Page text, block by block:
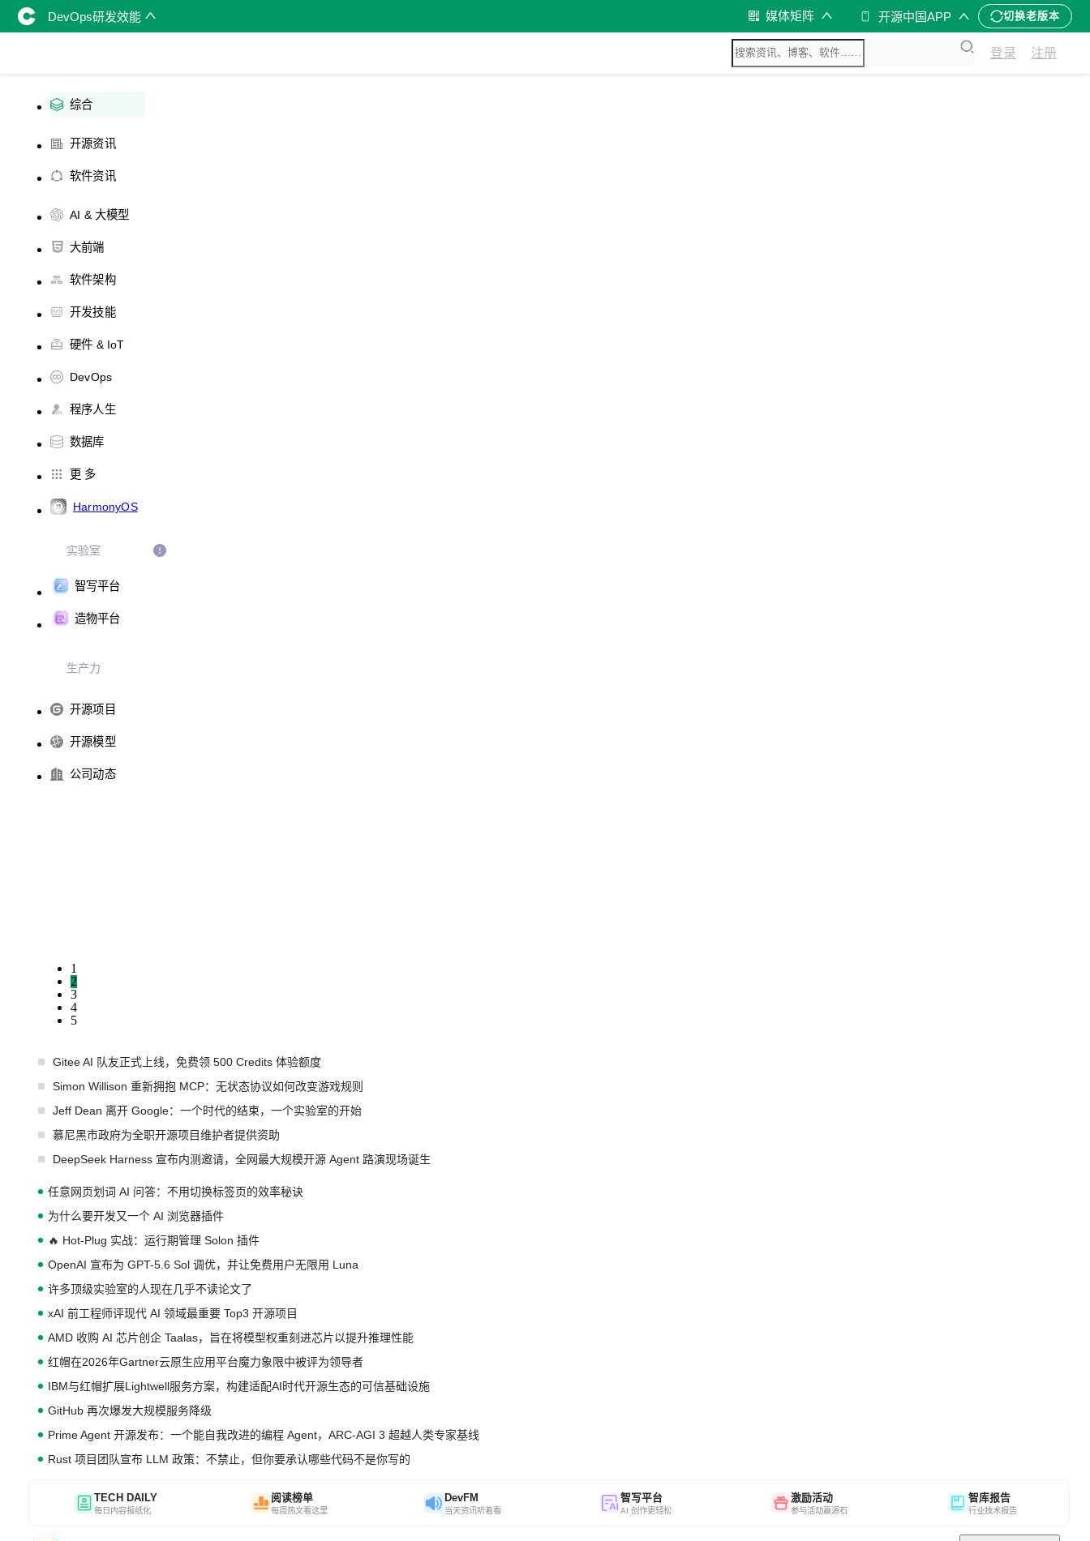
DevOps研发效能 媒体矩阵 开源中国APP 切换老版本
登录 注册
综合
开源资讯
软件资讯
AI & 大模型
大前端
软件架构
开发技能
硬件 & IoT
DevOps
程序人生
数据库
更 多
HarmonyOS
实验室
智写平台
造物平台
生产力
开源项目
开源模型
公司动态
1
2
3
4
5
Gitee AI 队友正式上线，免费领 500 Credits 体验额度
Simon Willison 重新拥抱 MCP：无状态协议如何改变游戏规则
Jeff Dean 离开 Google：一个时代的结束，一个实验室的开始
慕尼黑市政府为全职开源项目维护者提供资助
DeepSeek Harness 宣布内测邀请，全网最大规模开源 Agent 路演现场诞生
任意网页划词 AI 问答：不用切换标签页的效率秘诀
为什么要开发又一个 AI 浏览器插件
🔥 Hot-Plug 实战：运行期管理 Solon 插件
OpenAI 宣布为 GPT-5.6 Sol 调优，并让免费用户无限用 Luna
许多顶级实验室的人现在几乎不读论文了
xAI 前工程师评现代 AI 领域最重要 Top3 开源项目
AMD 收购 AI 芯片创企 Taalas，旨在将模型权重刻进芯片以提升推理性能
红帽在2026年Gartner云原生应用平台魔力象限中被评为领导者
IBM与红帽扩展Lightwell服务方案，构建适配AI时代开源生态的可信基础设施
GitHub 再次爆发大规模服务降级
Prime Agent 开源发布：一个能自我改进的编程 Agent，ARC-AGI 3 超越人类专家基线
Rust 项目团队宣布 LLM 政策：不禁止，但你要承认哪些代码不是你写的
TECH DAILY
每日内容报纸化
阅读榜单
每周热文看这里
DevFM
当天资讯听着看
智写平台
AI 创作更轻松
激励活动
参与活动赢源石
智库报告
行业技术报告